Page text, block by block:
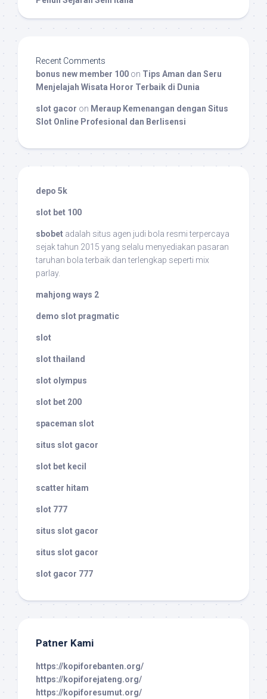
Recent Comments
bonus new member 100 on Tips Aman dan Seru
Menjelajah Wisata Horor Terbaik di Dunia
slot gacor on Meraup Kemenangan dengan Situs
Slot Online Profesional dan Berlisensi
depo 5k
slot bet 100
sbobet adalah situs agen judi bola resmi terpercaya
sejak tahun 2015 yang selalu menyediakan pasaran
taruhan bola terbaik dan terlengkap seperti mix
parlay.
mahjong ways 2
demo slot pragmatic
slot
slot thailand
slot olympus
slot bet 200
spaceman slot
situs slot gacor
slot bet kecil
scatter hitam
slot 777
situs slot gacor
situs slot gacor
slot gacor 777
Patner Kami
https://kopiforebanten.org/
https://kopiforejateng.org/
https://kopiforesumut.org/